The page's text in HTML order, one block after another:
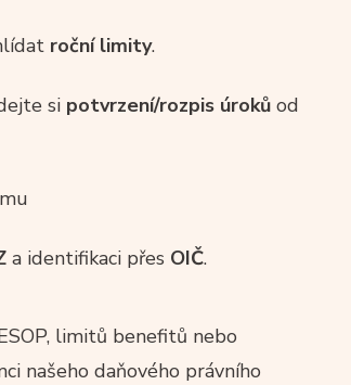
roční limity.
si potvrzení/rozpis úroků od
a identifikaci přes OIČ.
limitů benefitů nebo
našeho daňového právního